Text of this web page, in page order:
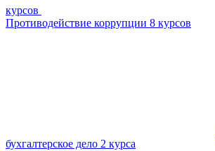
курсов
Противодействие коррупции 8 курсов
бухгалтерское дело 2 курса